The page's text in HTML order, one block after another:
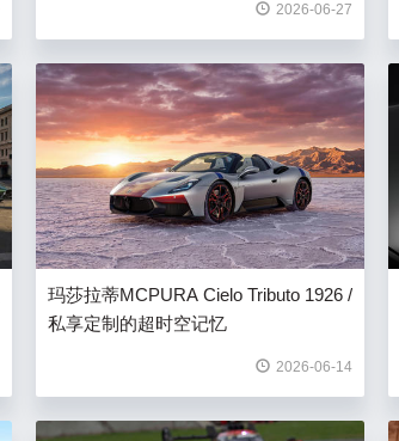
2026-06-27
玛莎拉蒂MCPURA Cielo Tributo 1926 /
私享定制的超时空记忆
2026-06-14